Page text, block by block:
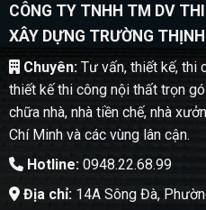
CÔNG TY TNHH TM DV
XÂY DỰNG TRƯỜNG THỊNH
Chuyên:Tư vấn, thiết kế, thi
thiết kế thi công nội thất trọn
chữa nhà, nhà tiền chế, nhà
Chí Minh và các vùng lân cận.
Hotline:0948.22.68.99
Địa chỉ:14A Sông Đà,